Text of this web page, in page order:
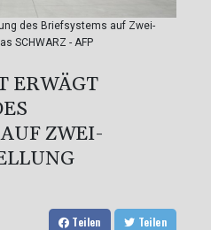
des Briefsystems auf Zwei-
SCHWARZ - AFP
ERWÄGT
ZWEI-
Teilen Teilen